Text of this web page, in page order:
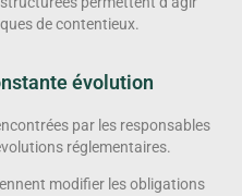
de contentieux.
évolution
par les responsables
réglementaires.
modifier les obligations